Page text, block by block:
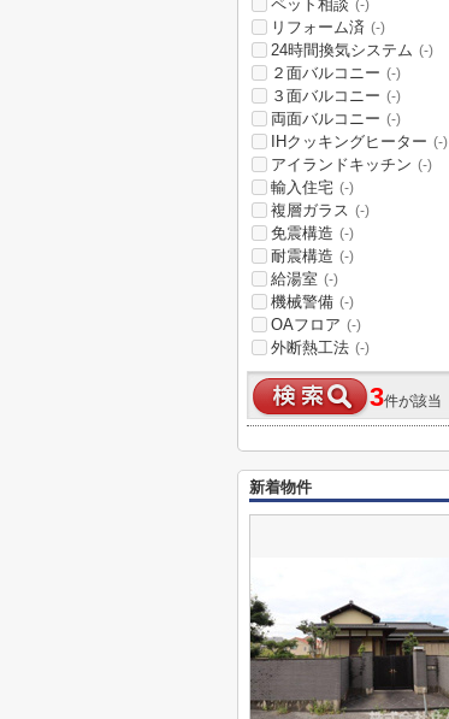
ペット相談 (-)
リフォーム済 (-)
24時間換気システム (-)
２面バルコニー (-)
３面バルコニー (-)
両面バルコニー (-)
IHクッキングヒーター (-)
アイランドキッチン (-)
輸入住宅 (-)
複層ガラス (-)
免震構造 (-)
耐震構造 (-)
給湯室 (-)
機械警備 (-)
OAフロア (-)
外断熱工法 (-)
3件が該当
新着物件